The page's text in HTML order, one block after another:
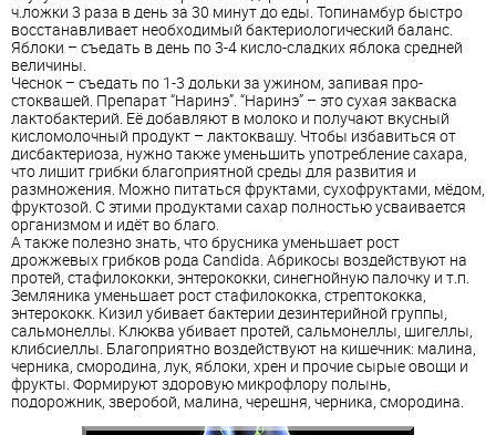
ч.ложки 3 раза в день за 30 минут до еды. Топинамбур быстро
восстанавливает необходимый бактериологический баланс.
Яблоки – съедать в день по 3-4 кисло-сладких яблока средней
величины.
Чеснок – съедать по 1-3 дольки за ужином, запивая про-
стоквашей. Препарат “Наринэ”. “Наринэ” – это сухая закваска
лактобактерий. Её добавляют в молоко и получают вкусный
кисломолочный продукт – лактоквашу. Чтобы избавиться от
дисбактериоза, нужно также уменьшить употребление сахара,
что лишит грибки благоприятной среды для развития и
размножения. Можно питаться фруктами, сухофруктами, мёдом,
фруктозой. С этими продуктами сахар полностью усваивается
организмом и идёт во благо.
А также полезно знать, что брусника уменьшает рост
дрожжевых грибков рода Candida. Абрикосы воздействуют на
протей, стафилококки, энтерококки, синегнойную палочку и т.п.
Земляника уменьшает рост стафилококка, стрептококка,
энтерококк. Кизил убивает бактерии дезинтерийной группы,
сальмонеллы. Клюква убивает протей, сальмонеллы, шигеллы,
клибсиеллы. Благоприятно воздействуют на кишечник: малина,
черника, смородина, лук, яблоки, хрен и прочие сырые овощи и
фрукты. Формируют здоровую микрофлору полынь,
подорожник, зверобой, малина, черешня, черника, смородина.